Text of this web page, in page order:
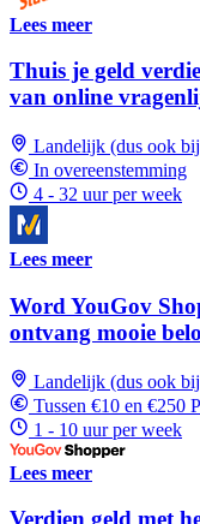
Lees meer
Thuis je geld
van online
Landelijk (dus ook
In overeenstemming
4 - 32 uur per week
Lees meer
Word YouGov
ontvang mooie
Landelijk (dus ook
Tussen €10 en €250
1 - 10 uur per week
Lees meer